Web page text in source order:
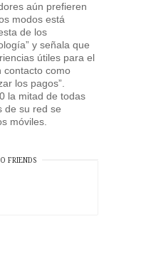
aún prefieren
modos está
de los
y señala que
útiles para el
contacto como
los pagos”.
la mitad de todas
de su red se
móviles.
FRIENDS